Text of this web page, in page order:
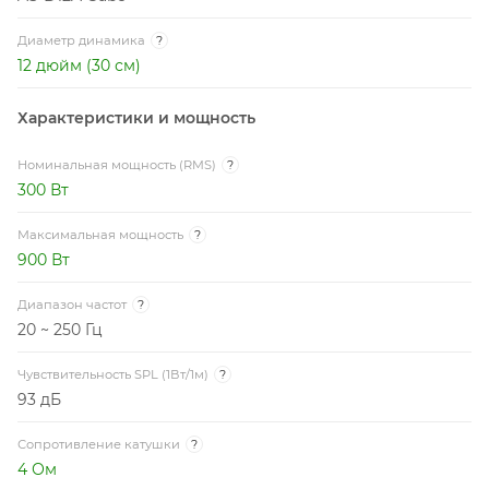
Диаметр динамика ?
12 дюйм (30 см)
Характеристики и мощность
Номинальная мощность (RMS) ?
300 Вт
Максимальная мощность ?
900 Вт
Диапазон частот ?
20 ~ 250 Гц
Чувствительность SPL (1Вт/1м) ?
93 дБ
Сопротивление катушки ?
4 Ом